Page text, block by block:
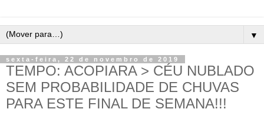
▼
sexta-feira, 22 de novembro de 2019
TEMPO: ACOPIARA > CÉU NUBLADO
SEM PROBABILIDADE DE CHUVAS
PARA ESTE FINAL DE SEMANA!!!